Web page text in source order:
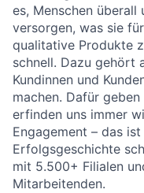
es, Menschen
versorgen, was sie
qualitative Produkte
schnell. Dazu gehört
Kundinnen und
machen. Dafür
erfinden uns immer
Engagement – das
Erfolgsgeschichte
mit 5.500+ Filialen
Mitarbeitenden.